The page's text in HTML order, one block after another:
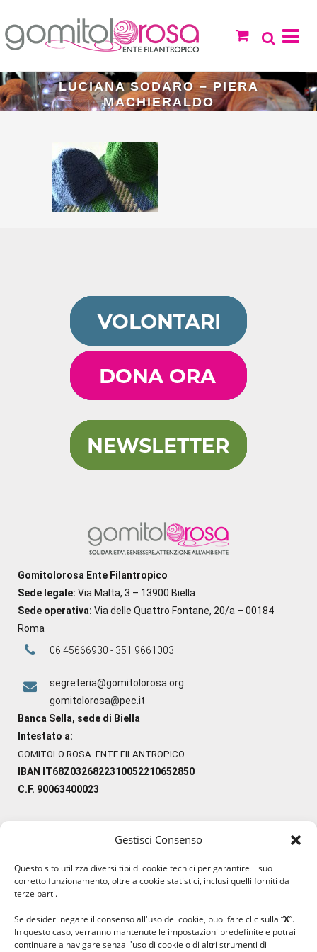
Gestisci Consenso
Questo sito utilizza diversi tipi di cookie tecnici per garantire il suo
corretto funzionamento, oltre a cookie statistici, inclusi quelli forniti da
terze parti.
Se desideri negare il consenso all'uso dei cookie, puoi fare clic sulla “X”.
In questo caso, verranno mantenute le impostazioni predefinite e potrai
continuare a navigare senza l'uso di cookie o di altri strumenti di
LUCIANA SODARO – PIERA
MACHIERALDO
Gomitolorosa Ente Filantropico
Sede legale: Via Malta, 3 – 13900 Biella
Sede operativa: Via delle Quattro Fontane, 20/a – 00184
Roma
06 45666930 - 351 9661003
segreteria@gomitolorosa.org
gomitolorosa@pec.it
Banca Sella, sede di Biella
Intestato a:
GOMITOLO ROSA ENTE FILANTROPICO
IBAN IT68Z0326822310052210652850
C.F. 90063400023
#lanaterapia
#ilcaloredellempatia